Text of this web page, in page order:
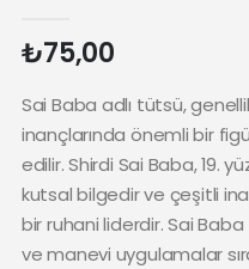
₺75,00
Sai Baba adlı tütsü,
inançlarında önemli bir
edilir. Shirdi Sai Baba, 19.
kutsal bilgedir ve çeşitli
bir ruhani liderdir. Sai
ve manevi uygulamalar